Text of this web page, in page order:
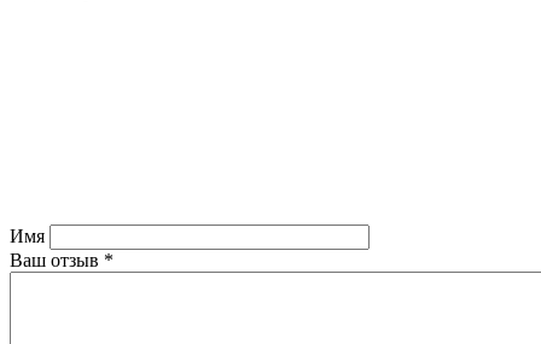
Имя
Ваш отзыв *